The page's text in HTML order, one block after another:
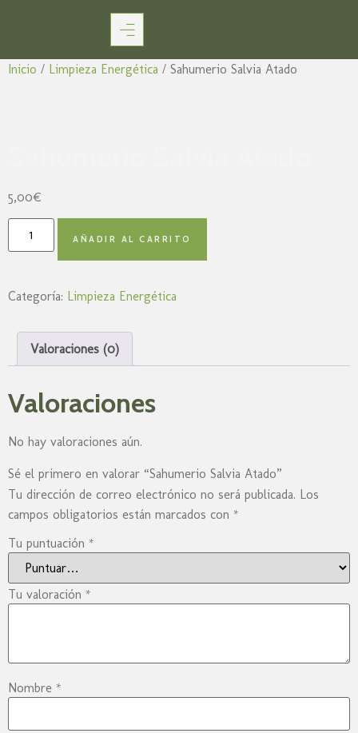
Inicio / Limpieza Energética / Sahumerio Salvia Atado
5,00€
AÑADIR AL CARRITO
Categoría: Limpieza Energética
Valoraciones (0)
Valoraciones
No hay valoraciones aún.
Sé el primero en valorar “Sahumerio Salvia Atado”
Tu dirección de correo electrónico no será publicada. Los
campos obligatorios están marcados con *
Tu puntuación *
Tu valoración *
Nombre *